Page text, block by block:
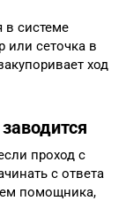
в системе
или сеточка в
ход
проход с
с ответа
помощника,